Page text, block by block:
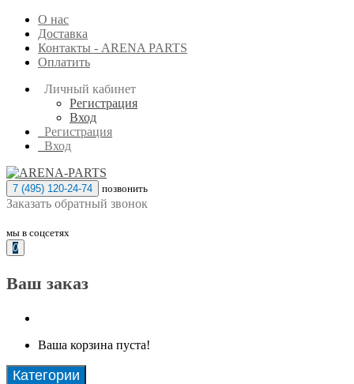
О нас
Доставка
Контакты - ARENA PARTS
Оплатить
Личный кабинет
Регистрация
Вход
Регистрация
Вход
7 (495) 120-24-74 позвонить
Заказать обратный звонок
мы в соцсетях
0
Ваш заказ
Ваша корзина пуста!
Категории